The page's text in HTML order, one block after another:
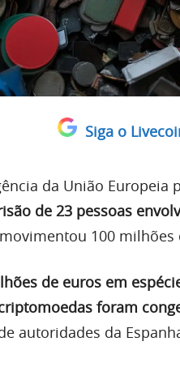
Siga o
da União Europeia
de 23 pessoas
100 milhões
de euros em
foram
autoridades da